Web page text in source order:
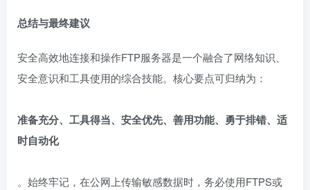
总结与最终建议
安全高效地连接和操作FTP服务器是一个融合了网络知识、
安全意识和工具使用的综合技能。核心要点可归纳为：
准备充分、工具得当、安全优先、善用功能、勇于排错、适
时自动化
。始终牢记，在公网上传输敏感数据时，务必使用FTPS或